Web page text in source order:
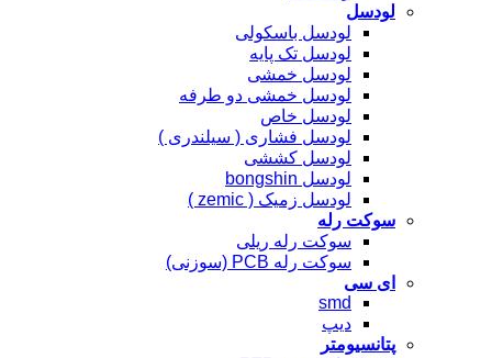
لودسل
لودسل باسکولی
لودسل تک پایه
لودسل خمشی
لودسل خمشی دو طرفه
لودسل خاص
لودسل فشاری ( سیلندری )
لودسل کششی
لودسل bongshin
لودسل زمیک ( zemic )
سوکت رله
سوکت رله ریلی
سوکت رله PCB (سوزنی)
ای سی
smd
دیپ
پتانسیومتر